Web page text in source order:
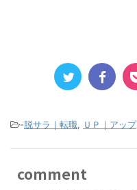
-脱サラ｜転職, ＵＰ｜アップ
comment